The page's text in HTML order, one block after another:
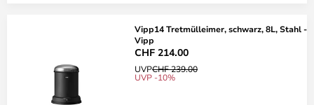
Vipp14 Tretmülleimer, schwarz, 8L, Stahl -
Vipp
CHF 214.00
UVPCHF 239.00
UVP -10%